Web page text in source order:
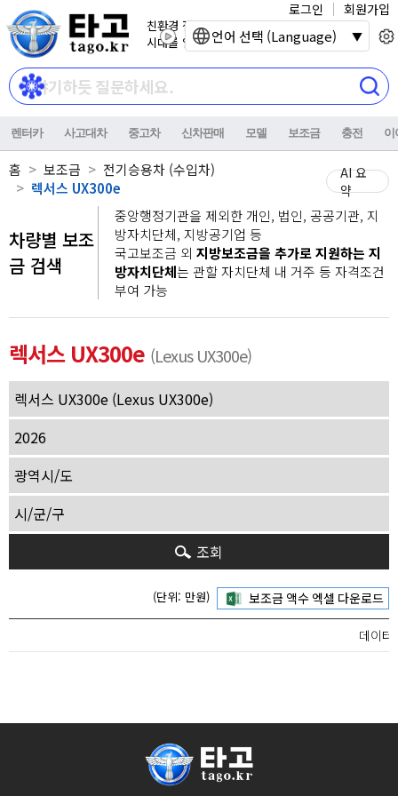
친환경 전기자동차
시대를 열어갑니다.
로그인 회원가입
렌터카 사고대차 중고차 신차판매 모델 보조금 충전 이
홈 보조금
전기승용차 (수입차)
렉서스 UX300e
AI 요
약
차량별 보조
금 검색
중앙행정기관을 제외한 개인, 법인, 공공기관, 지
방자치단체, 지방공기업 등
국고보조금 외 지방보조금을 추가로 지원하는 지
방자치단체는 관할 자치단체 내 거주 등 자격조건
부여 가능
렉서스 UX300e (Lexus UX300e)
조회
(단위: 만원)
데이터
언어 선택 (Language)